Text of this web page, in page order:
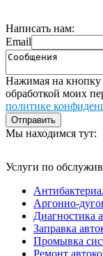
Написать нам:
Email
Нажимая на кнопку
обработкой моих
политике
Мы находимся тут:
Услуги по
Аргонно-
Диагностика
Заправка
Промывка
Ремонт